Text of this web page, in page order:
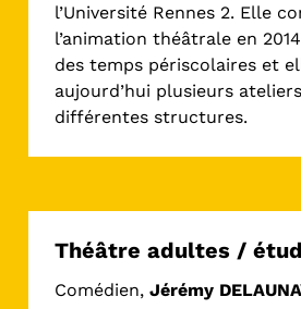
l’Université Rennes 2. Elle
l’animation théâtrale en
des temps périscolaires et
aujourd’hui plusieurs
différentes structures.
Théâtre adultes /
Comédien, Jérémy